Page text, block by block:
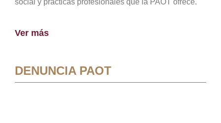
social y prácticas profesionales que la PAOT ofrece.
Ver más
DENUNCIA PAOT